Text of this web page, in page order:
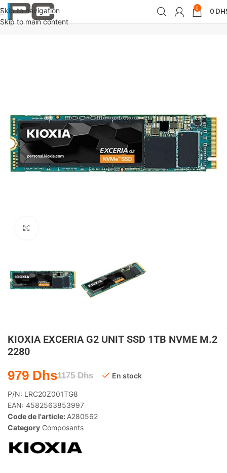
Skip to navigation
Skip to main content
0 0
Accueil Composants
KIOXIA EXCERIA G2 UNIT SSD 1TB NVME M.2
2280
1175Dhs
979 Dhs En stock
P/N: LRC20Z001TG8
EAN: 4582563853997
Code de l'article: A280562
Category Composants